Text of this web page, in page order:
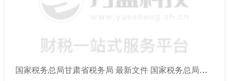
国家税务总局甘肃省税务局 最新文件 国家税务总局关于啤酒计征消费税有关问题的公告